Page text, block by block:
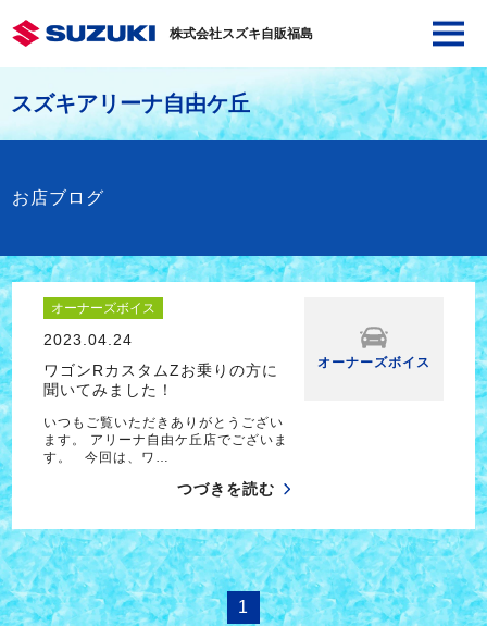
株式会社スズキ自販福島
スズキアリーナ自由ケ丘
お店ブログ
オーナーズボイス
2023.04.24
ワゴンRカスタムZお乗りの方に
聞いてみました！
いつもご覧いただきありがとうござい
ます。 アリーナ自由ケ丘店でございま
す。 今回は、ワ…
つづきを読む
オーナーズボイス
1